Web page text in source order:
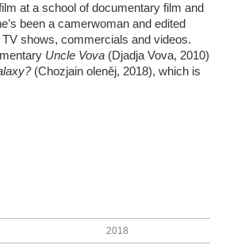
at a school of documentary film and
been a camerwoman and edited
shows, commercials and videos.
Uncle Vova (Djadja Vova, 2010)
(Chozjain oleněj, 2018), which is
2018